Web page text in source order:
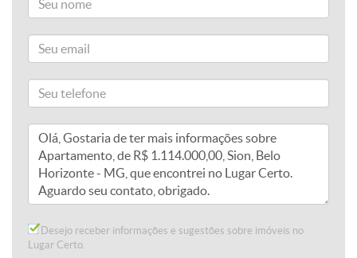
Desejo receber informações e sugestões sobre imóveis no
Lugar Certo.